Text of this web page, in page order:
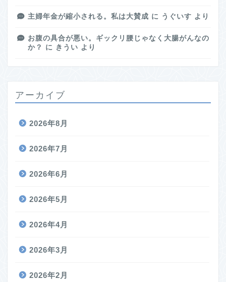
主婦年金が縮小される。私は大賛成 に うぐいす より
お腹の具合が悪い。ギックリ腰じゃなく大腸がんなの
か？
に きうい より
アーカイブ
2026年8月
2026年7月
2026年6月
2026年5月
2026年4月
2026年3月
2026年2月